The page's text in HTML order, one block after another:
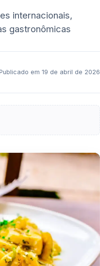
internacionais,
gastronômicas
em 19 de abril de 2026